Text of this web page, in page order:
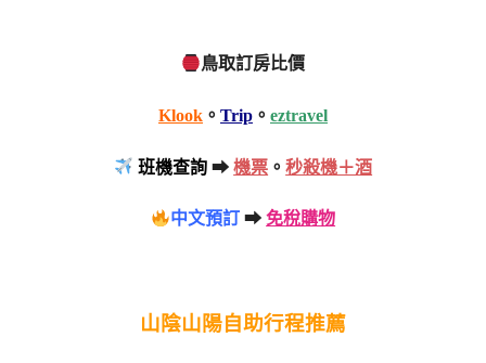
鳥取訂房比價
Klook 。 Trip 。 eztravel
班機查詢 ➡機票 。秒殺機＋酒
中文預訂 ➡免稅購物
山陰山陽自助行程推薦